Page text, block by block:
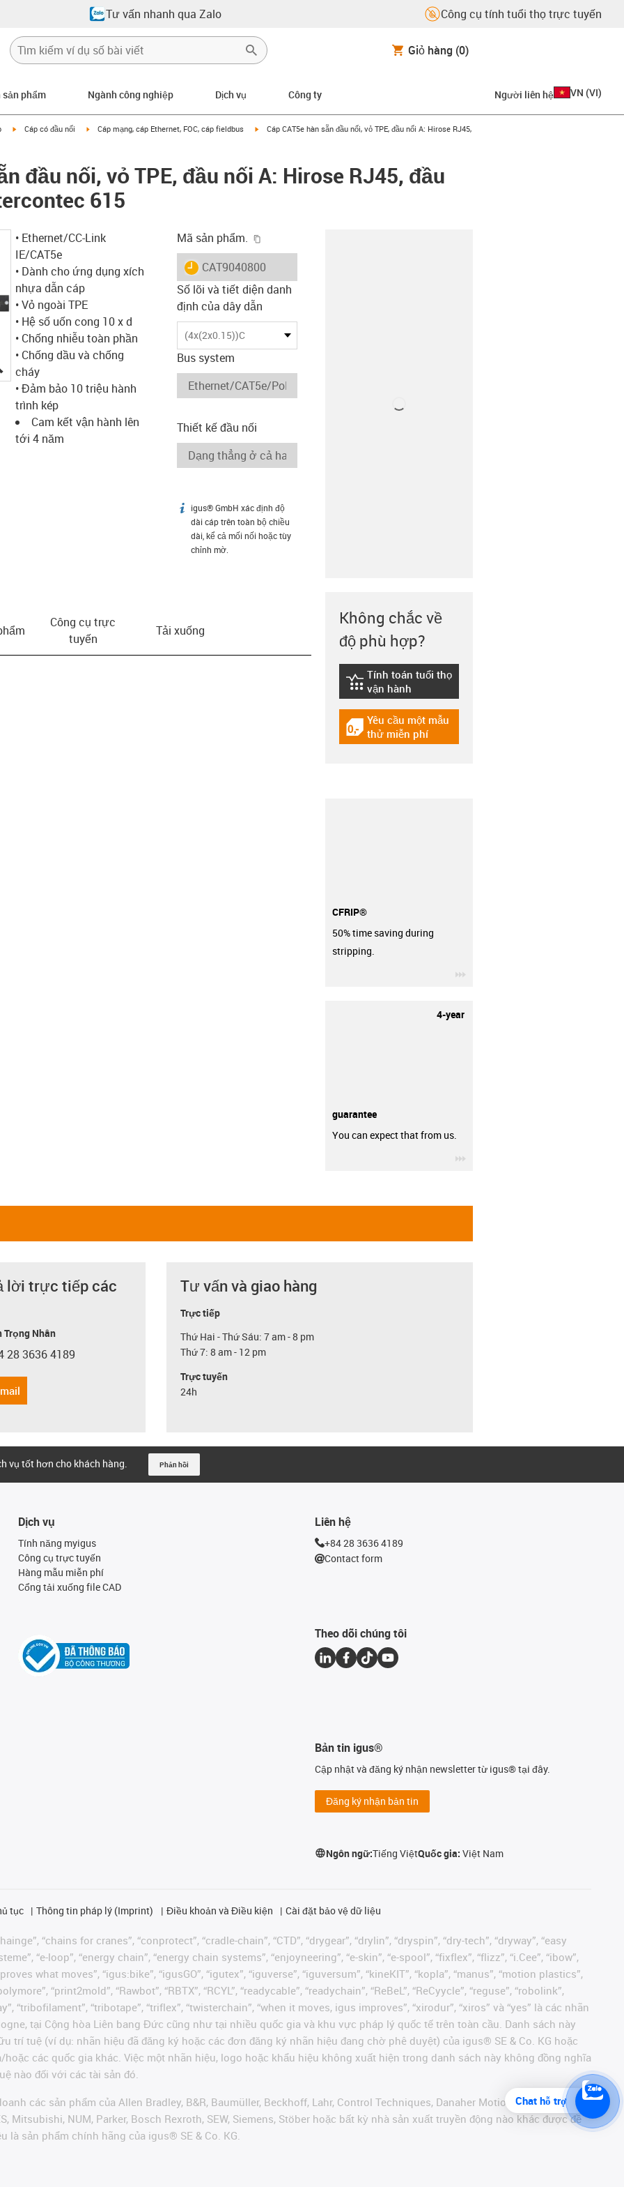
Tư vấn nhanh qua Zalo Công cụ tính tuổi thọ trực tuyến
Giỏ hàng (0)
phẩm Ngành công nghiệp Dịch vụ Công ty Người liên hệ VN (VI)
igus-icon-arrow-right
Cáp có đầu nối igus-icon-arrow-right
Cáp mạng, cáp Ethernet, FOC, cáp fieldbus igus-icon-arrow-right
Cáp CAT5e hàn sẵn đầu nối, vỏ TPE, đầu nối A: Hirose RJ45,
đầu nối, vỏ TPE, đầu nối A: Hirose RJ45, đầu
615
igus-icon-lupe
• Ethernet/CC-Link
IE/CAT5e
• Dành cho ứng dụng xích
nhựa dẫn cáp
• Vỏ ngoài TPE
• Hệ số uốn cong 10 x d
• Chống nhiễu toàn phần
• Chống dầu và chống
cháy
• Đảm bảo 10 triệu hành
trình kép
Cam kết vận hành lên
tới 4 năm
Mã sản phẩm.
igus-icon-lieferzeit
CAT9040800
Số lõi và tiết diện danh
định của dây dẫn
(4x(2x0.15))C
Bus system
Thiết kế đầu nối
igus-icon-info
igus® GmbH xác định độ
dài cáp trên toàn bộ chiều
dài, kể cả mối nối hoặc tùy
chỉnh mờ.
Công cụ trực
tuyến
Tải xuống
Không chắc về
độ phù hợp?
igus-icon-lebensdauerrechner
Tính toán tuổi thọ
vận hành
igus-icon-gratismuster
Yêu cầu một mẫu
thử miễn phí
CFRIP®
50% time saving during
stripping.
4-year
guarantee
You can expect that from us.
lời trực tiếp các
Trọng Nhân
phone
28 3636 4189
Tư vấn và giao hàng
Trực tiếp
Thứ Hai - Thứ Sáu: 7 am - 8 pm
Thứ 7: 8 am - 12 pm
Trực tuyến
24h
vụ tốt hơn cho khách hàng. Phản hồi
Dịch vụ
Tính năng myigus
Công cụ trực tuyến
Hàng mẫu miễn phí
Cổng tải xuống file CAD
Liên hệ
+84 28 3636 4189
Contact form
Theo dõi chúng tôi
Bản tin igus®
Cập nhật và đăng ký nhận newsletter từ igus® tại đây.
Đăng ký nhận bản tin
Ngôn ngữ:Tiếng ViệtQuốc gia:Việt Nam
tục Thông tin pháp lý (Imprint) Điều khoản và Điều kiện Cài đặt bảo vệ dữ liệu
“chains for cranes”, “conprotect”, “cradle-chain”, “CTD”, “drygear”, “drylin”, “dryspin”, “dry-tech”, “dryway”, “easy
“e-loop”, “energy chain”, “energy chain systems”, “enjoyneering”, “e-skin”, “e-spool”, “fixflex”, “flizz”, “i.Cee”, “ibow”,
what moves”, “igus:bike”, “igusGO”, “igutex”, “iguverse”, “iguversum”, “kineKIT”, “kopla”, “manus”, “motion plastics”,
“print2mold”, “Rawbot”, “RBTX”, “RCYL”, “readycable”, “readychain”, “ReBeL”, “ReCyycle”, “reguse”, “robolink”,
“tribofilament”, “tribotape”, “triflex”, “twisterchain”, “when it moves, igus improves”, “xirodur”, “xiros” và “yes” là các nhãn
tại Cộng hòa Liên bang Đức cũng như tại nhiều quốc gia và khu vực pháp lý quốc tế trên toàn cầu. Danh sách này
trí tuệ (ví dụ: nhãn hiệu đã đăng ký hoặc các đơn đăng ký nhãn hiệu đang chờ phê duyệt) của igus® SE & Co. KG hoặc
các quốc gia khác. Việc một nhãn hiệu, logo hoặc khẩu hiệu không xuất hiện trong danh sách này không đồng nghĩa
nào đối với các tài sản đó.
các sản phẩm của Allen Bradley, B&R, Baumüller, Beckhoff, Lahr, Control Techniques, Danaher Motion, ELAU, FAGOR,
Mitsubishi, NUM, Parker, Bosch Rexroth, SEW, Siemens, Stöber hoặc bất kỳ nhà sản xuất truyền động nào khác được đề
sản phẩm chính hãng của igus® SE & Co. KG.
Chat hỗ trợ